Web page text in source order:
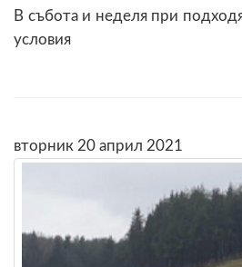
В събота и неделя при
условия
вторник 20 април 2021